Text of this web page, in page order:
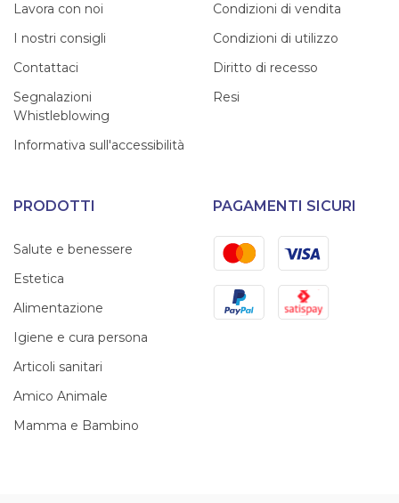
Lavora con noi
I nostri consigli
Contattaci
Segnalazioni
Whistleblowing
Informativa sull'accessibilità
Condizioni di vendita
Condizioni di utilizzo
Diritto di recesso
Resi
PRODOTTI
Salute e benessere
Estetica
Alimentazione
Igiene e cura persona
Articoli sanitari
Amico Animale
Mamma e Bambino
PAGAMENTI SICURI
MastercardVisa
PayPal Satispay